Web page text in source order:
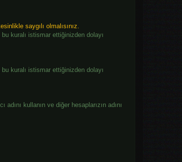
saygılı olmalısınız.
kuralı istismar ettiğinizden dolayı
kuralı istismar ettiğinizden dolayı
adını kullanın ve diğer hesaplarızın adını